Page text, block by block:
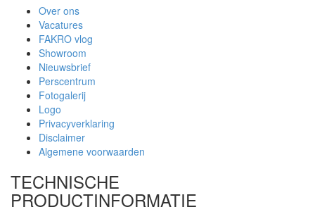
Over ons
Vacatures
FAKRO vlog
Showroom
Nieuwsbrief
Perscentrum
Fotogalerij
Logo
Privacyverklaring
Disclaimer
Algemene voorwaarden
TECHNISCHE
PRODUCTINFORMATIE